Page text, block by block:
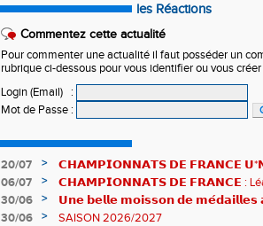
les Réactions
Commentez cette actualité
Pour commenter une actualité il faut posséder un
rubrique ci-dessous pour vous identifier ou vous
Login (Email)
:
Mot de Passe :
20/07 >
𝗖𝗛𝗔𝗠𝗣𝗜𝗢𝗡𝗡𝗔𝗧𝗦 𝗗𝗘 𝗙𝗥𝗔𝗡𝗖𝗘
𝗵𝗶𝘀𝘁𝗼𝗿𝗶𝗾𝘂𝗲𝘀 !
06/07 >
𝗖𝗛𝗔𝗠𝗣𝗜𝗢𝗡𝗡𝗔𝗧𝗦 𝗗𝗘 𝗙𝗥𝗔𝗡𝗖𝗘 : Léane
83è !
30/06 >
𝗨𝗻𝗲 𝗯𝗲𝗹𝗹𝗲 𝗺𝗼𝗶𝘀𝘀𝗼𝗻 𝗱𝗲
𝗔𝗨𝗥𝗔 !
30/06 >
SAISON 2026/2027